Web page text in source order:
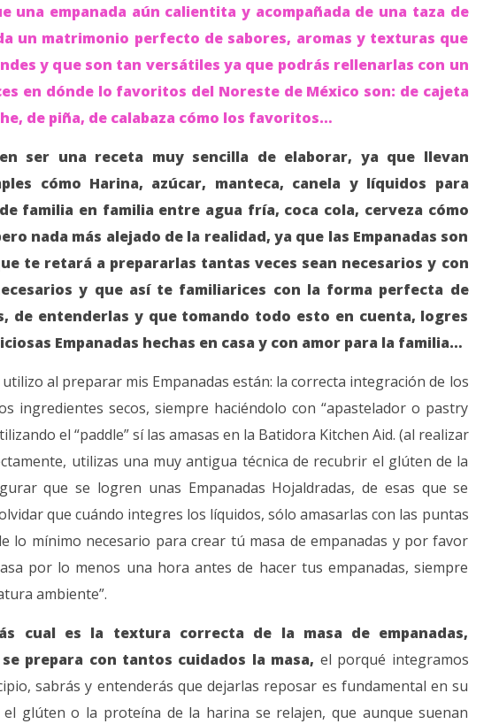
Saludable
15
2016
Lissy
Lecciones del 2023
15
junio,
2016
Lissy
una empanada aún calientita y acompañada de una taza de
un matrimonio perfecto de sabores, aromas y texturas que
y que son tan versátiles ya que podrás rellenarlas con un
en dónde lo favoritos del Noreste de México son: de cajeta
de piña, de calabaza cómo los favoritos…
ser una receta muy sencilla de elaborar, ya que llevan
cómo Harina, azúcar, manteca, canela y líquidos para
familia en familia entre agua fría, coca cola, cerveza cómo
nada más alejado de la realidad, ya que las Empanadas son
te retará a prepararlas tantas veces sean necesarios y con
y que así te familiarices con la forma perfecta de
de entenderlas y que tomando todo esto en cuenta, logres
Empanadas hechas en casa y con amor para la familia…
al preparar mis Empanadas están: la correcta integración de los
ingredientes secos, siempre haciéndolo con “apastelador o pastry
el “paddle” sí las amasas en la Batidora Kitchen Aid. (al realizar
utilizas una muy antigua técnica de recubrir el glúten de la
que se logren unas Empanadas Hojaldradas, de esas que se
que cuándo integres los líquidos, sólo amasarlas con las puntas
lo mínimo necesario para crear tú masa de empanadas y por favor
por lo menos una hora antes de hacer tus empanadas, siempre
ambiente”.
cual es la textura correcta de la masa de empanadas,
prepara con tantos cuidados la masa, el porqué integramos
sabrás y entenderás que dejarlas reposar es fundamental en su
glúten o la proteína de la harina se relajen, que aunque suenan